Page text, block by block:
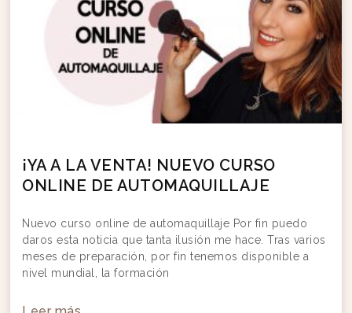
¡YA A LA VENTA! NUEVO CURSO
ONLINE DE AUTOMAQUILLAJE
Nuevo curso online de automaquillaje Por fin puedo
daros esta noticia que tanta ilusión me hace. Tras varios
meses de preparación, por fin tenemos disponible a
nivel mundial, la formación